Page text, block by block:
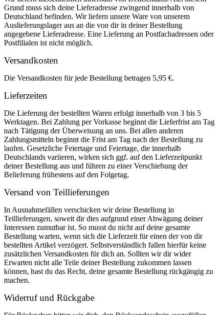
Grund muss sich deine Lieferadresse zwingend innerhalb von
Deutschland befinden. Wir liefern unsere Ware von unserem
Auslieferungslager aus an die von dir in deiner Bestellung
angegebene Lieferadresse. Eine Lieferung an Postfachadressen oder
Postfilialen ist nicht möglich.
Versandkosten
Die Versandkosten für jede Bestellung betragen 5,95 €.
Lieferzeiten
Die Lieferung der bestellten Waren erfolgt innerhalb von 3 bis 5
Werktagen. Bei Zahlung per Vorkasse beginnt die Lieferfrist am Tag
nach Tätigung der Überweisung an uns. Bei allen anderen
Zahlungsmitteln beginnt die Frist am Tag nach der Bestellung zu
laufen. Gesetzliche Feiertage und Feiertage, die innerhalb
Deutschlands variieren, wirken sich ggf. auf den Lieferzeitpunkt
deiner Bestellung aus und führen zu einer Verschiebung der
Belieferung frühestens auf den Folgetag.
Versand von Teillieferungen
In Ausnahmefällen verschicken wir deine Bestellung in
Teillieferungen, soweit dir dies aufgrund einer Abwägung deiner
Interessen zumutbar ist. So musst du nicht auf deine gesamte
Bestellung warten, wenn sich die Lieferzeit für einen der von dir
bestellten Artikel verzögert. Selbstverständlich fallen hierfür keine
zusätzlichen Versandkosten für dich an. Sollten wir dir wider
Erwarten nicht alle Teile deiner Bestellung zukommen lassen
können, hast du das Recht, deine gesamte Bestellung rückgängig zu
machen.
Widerruf und Rückgabe